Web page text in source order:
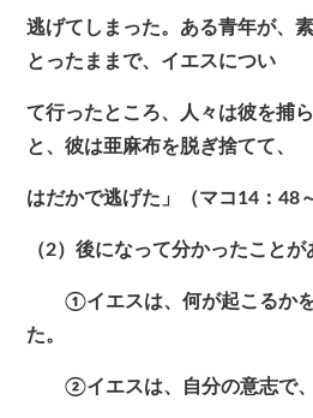
逃げてしまった。ある青年が、
とったままで、イエスについ
て行ったところ、人々は彼を捕
と、彼は亜麻布を脱ぎ捨てて、
はだかで逃げた」（マコ14：48
（2）後になって分かったことが
①イエスは、何が起こるかを
た。
②イエスは、自分の意志で、